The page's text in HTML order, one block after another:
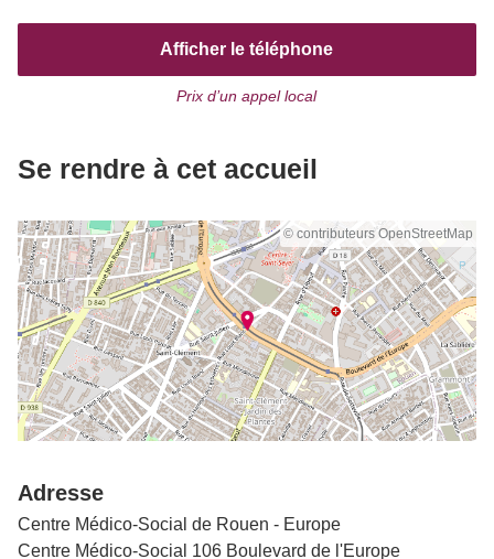
Afficher le téléphone
Prix d’un appel local
Se rendre à cet accueil
© contributeurs OpenStreetMap
Adresse
Centre Médico-Social de Rouen - Europe
Centre Médico-Social 106 Boulevard de l'Europe